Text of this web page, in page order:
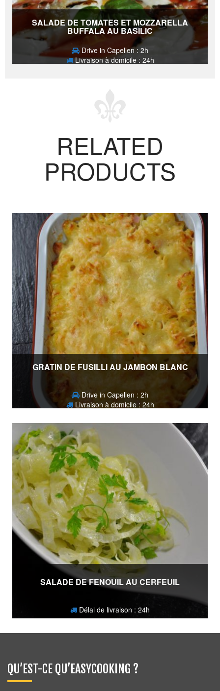
SALADE DE TOMATES ET MOZZARELLA
BUFFALA AU BASILIC
Drive in Capellen : 2h
Livraison à domicile : 24h
RELATED
PRODUCTS
GRATIN DE FUSILLI AU JAMBON BLANC
Drive in Capellen : 2h
Livraison à domicile : 24h
16,50€
SALADE DE FENOUIL AU CERFEUIL
Délai de livraison : 24h
QU’EST-CE QU’EASYCOOKING ?